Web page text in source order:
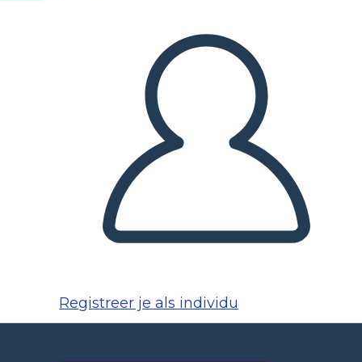
Registreer je als individu